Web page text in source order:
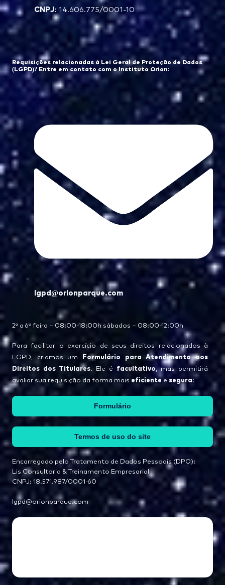
CNPJ: 14.606.775/0001-10
Requisições relacionadas à Lei Geral de Proteção de Dados
(LGPD)? Entre em contato com o Instituto Orion:
lgpd@orionparque.com
2° a 6° feira – 08:00-18:00h sábados – 08:00-12:00h
Para facilitar o exercício de seus direitos relacionados à
LGPD, criamos um Formulário para Atendimento aos
Direitos dos Titulares. Ele é facultativo, mas permitirá
avaliar sua requisição da forma mais eficientee segura:
Formulário
Termos de uso do site
Encarregado pelo Tratamento de Dados Pessoais (DPO):
Lis Consultoria & Treinamento Empresarial
CNPJ: 18.571.987/0001-60
lgpd@orionparque.com